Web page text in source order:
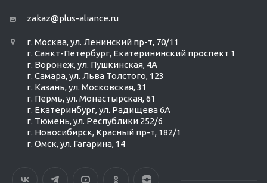
zakaz@plus-aliance.ru
г. Москва, ул. Ленинский пр-т, 70/11
г. Санкт-Петербург, Екатерининский проспект 1
г. Воронеж, ул. Пушкинская, 4А
г. Самара, ул. Льва Толстого, 123
г. Казань, ул. Московская, 31
г. Пермь, ул. Монастырская, 61
г. Екатеринбург, ул. Радищева 6А
г. Тюмень, ул. Республики 252/6
г. Новосибирск, Красный пр-т, 182/1
г. Омск, ул. ​Гагарина, 14